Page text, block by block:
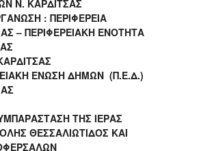
Ν. ΚΑΡΔΙΤΣΑΣ
: ΠΕΡΙΦΕΡΕΙΑ
– ΠΕΡΙΦΕΡΕΙΑΚΗ ΕΝΟΤΗΤΑ
ΕΝΩΣΗ ΔΗΜΩΝ (Π.Ε.Δ.)
ΤΗΣ ΙΕΡΑΣ
ΘΕΣΣΑΛΙΩΤΙΔΟΣ ΚΑΙ